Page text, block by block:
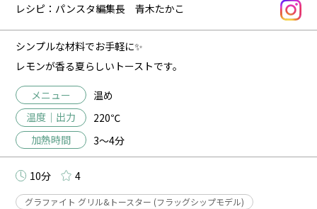
レシピ：パンスタ編集長 青木たかこ
シンプルな材料でお手軽に✨
レモンが香る夏らしいトーストです。
メニュー
温め
温度｜出力
220℃
加熱時間
3～4分
10分 4
グラファイト グリル&トースター (フラッグシップモデル)